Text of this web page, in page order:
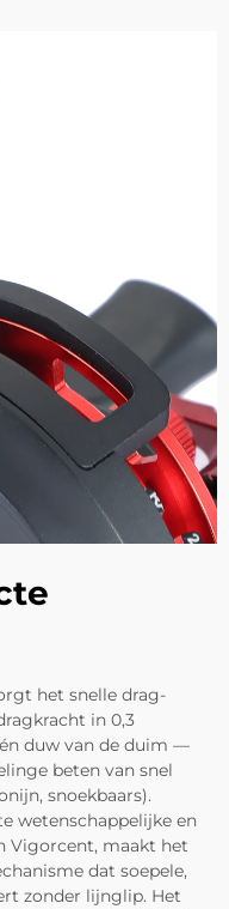
het snelle drag-
in 0,3
duw van de duim —
beten van snel
snoekbaars).
wetenschappelijke en
Vigorcent, maakt het
dat soepele,
zonder lijnglip. Het